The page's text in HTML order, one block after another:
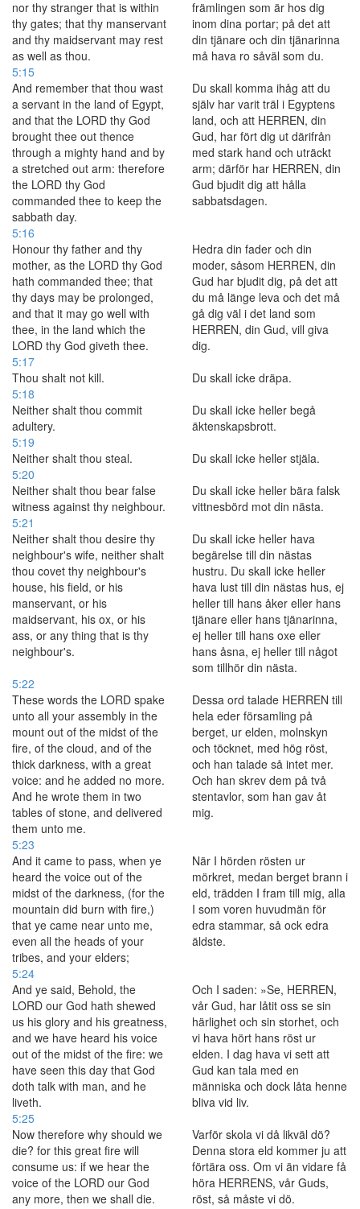
nor thy stranger that is within
thy gates; that thy manservant
and thy maidservant may rest
as well as thou.
främlingen som är hos dig
inom dina portar; på det att
din tjänare och din tjänarinna
må hava ro såväl som du.
5:15
And remember that thou wast
a servant in the land of Egypt,
and that the LORD thy God
brought thee out thence
through a mighty hand and by
a stretched out arm: therefore
the LORD thy God
commanded thee to keep the
sabbath day.
Du skall komma ihåg att du
själv har varit träl i Egyptens
land, och att HERREN, din
Gud, har fört dig ut därifrån
med stark hand och uträckt
arm; därför har HERREN, din
Gud bjudit dig att hålla
sabbatsdagen.
5:16
Honour thy father and thy
mother, as the LORD thy God
hath commanded thee; that
thy days may be prolonged,
and that it may go well with
thee, in the land which the
LORD thy God giveth thee.
Hedra din fader och din
moder, såsom HERREN, din
Gud har bjudit dig, på det att
du må länge leva och det må
gå dig väl i det land som
HERREN, din Gud, vill giva
dig.
5:17
Thou shalt not kill.
Du skall icke dräpa.
5:18
Neither shalt thou commit
adultery.
Du skall icke heller begå
äktenskapsbrott.
5:19
Neither shalt thou steal.
Du skall icke heller stjäla.
5:20
Neither shalt thou bear false
witness against thy neighbour.
Du skall icke heller bära falsk
vittnesbörd mot din nästa.
5:21
Neither shalt thou desire thy
neighbour's wife, neither shalt
thou covet thy neighbour's
house, his field, or his
manservant, or his
maidservant, his ox, or his
ass, or any thing that is thy
neighbour's.
Du skall icke heller hava
begärelse till din nästas
hustru. Du skall icke heller
hava lust till din nästas hus, ej
heller till hans åker eller hans
tjänare eller hans tjänarinna,
ej heller till hans oxe eller
hans åsna, ej heller till något
som tillhör din nästa.
5:22
These words the LORD spake
unto all your assembly in the
mount out of the midst of the
fire, of the cloud, and of the
thick darkness, with a great
voice: and he added no more.
And he wrote them in two
tables of stone, and delivered
them unto me.
Dessa ord talade HERREN till
hela eder församling på
berget, ur elden, molnskyn
och töcknet, med hög röst,
och han talade så intet mer.
Och han skrev dem på två
stentavlor, som han gav åt
mig.
5:23
And it came to pass, when ye
heard the voice out of the
midst of the darkness, (for the
mountain did burn with fire,)
that ye came near unto me,
even all the heads of your
tribes, and your elders;
När I hörden rösten ur
mörkret, medan berget brann i
eld, trädden I fram till mig, alla
I som voren huvudmän för
edra stammar, så ock edra
äldste.
5:24
And ye said, Behold, the
LORD our God hath shewed
us his glory and his greatness,
and we have heard his voice
out of the midst of the fire: we
have seen this day that God
doth talk with man, and he
liveth.
Och I saden: »Se, HERREN,
vår Gud, har låtit oss se sin
härlighet och sin storhet, och
vi hava hört hans röst ur
elden. I dag hava vi sett att
Gud kan tala med en
människa och dock låta henne
bliva vid liv.
5:25
Now therefore why should we
die? for this great fire will
consume us: if we hear the
voice of the LORD our God
any more, then we shall die.
Varför skola vi då likväl dö?
Denna stora eld kommer ju att
förtära oss. Om vi än vidare få
höra HERRENS, vår Guds,
röst, så måste vi dö.